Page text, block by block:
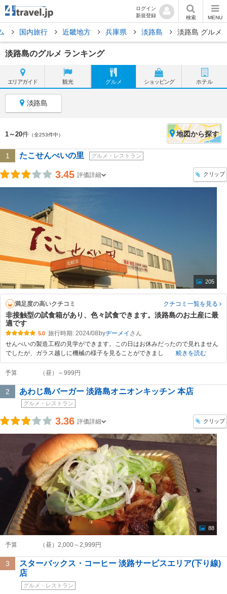
ログイン
新規登録
検索 MENU
国内旅行 近畿地方 兵庫県 淡路島 淡路島 グルメ
淡路島のグルメ ランキング
エリアガイド 観光 グルメ ショッピング ホテル
淡路島
1～20件 （全253件中） 地図から探す
1 たこせんべいの里 グルメ・レストラン
3.45 評価詳細 クリップ
205
満足度の高いクチコミ クチコミ一覧を見る
非接触型の試食箱があり、色々試食できます。淡路島のお土産に最
適です
5.0 旅行時期: 2024/08 byヂーメイ
せんべいの製造工程の見学ができます。この日はお休みだったので見れません
でしたが、ガラス越しに機械の様子を見ることができまし
続きを読む
予算 （昼）～999円
2 あわじ島バーガー 淡路島オニオンキッチン 本店
グルメ・レストラン
3.36 評価詳細 クリップ
88
予算 （昼）2,000～2,999円
3
スターバックス・コーヒー 淡路サービスエリア(下り線)
店
グルメ・レストラン